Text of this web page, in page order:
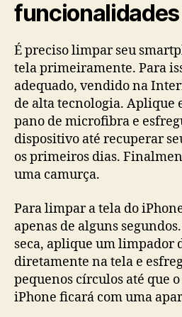
funcionalidades
É preciso limpar seu
tela primeiramente. Para
adequado, vendido na
de alta tecnologia. Aplique
pano de microfibra e
dispositivo até recuperar
os primeiros dias.
uma camurça.
Para limpar a tela do
apenas de alguns
seca, aplique um limpador
diretamente na tela e
pequenos círculos até que
iPhone ficará com uma